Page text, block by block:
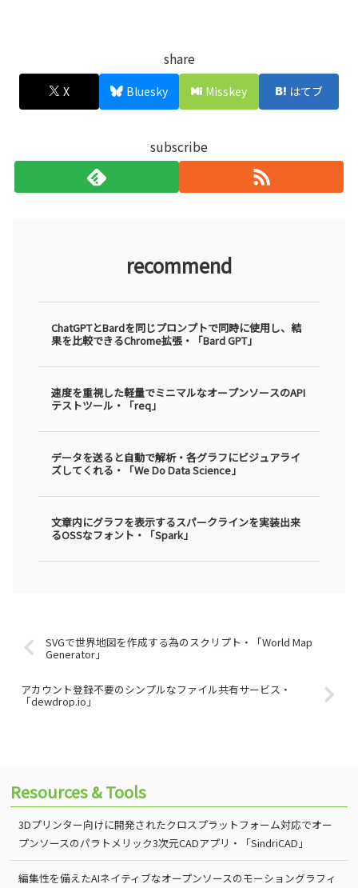
share
X Bluesky Misskey はてブ
subscribe
recommend
ChatGPTとBardを同じプロンプトで同時に使用し、結
果を比較できるChrome拡張・「Bard GPT」
速度を重視した軽量でミニマルなオープンソースのAPI
テストツール・「req」
データを送ると自動で解析・各グラフにビジュアライ
ズしてくれる・「We Do Data Science」
文章内にグラフを表示するスパークラインを実装出来
るOSSなフォント・「Spark」
SVGで世界地図を作成する為のスクリプト・「World Map
Generator」
アカウント登録不要のシンプルなファイル共有サービス・
「dewdrop.io」
Resources & Tools
3Dプリンター向けに開発されたクロスプラットフォーム対応でオー
プンソースのパラトメリック3次元CADアプリ・「SindriCAD」
編集性を備えたAIネイティブなオープンソースのモーショングラフィ